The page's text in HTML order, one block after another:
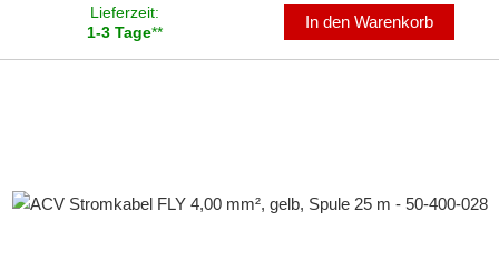
Lieferzeit:
1-3 Tage**
In den Warenkorb